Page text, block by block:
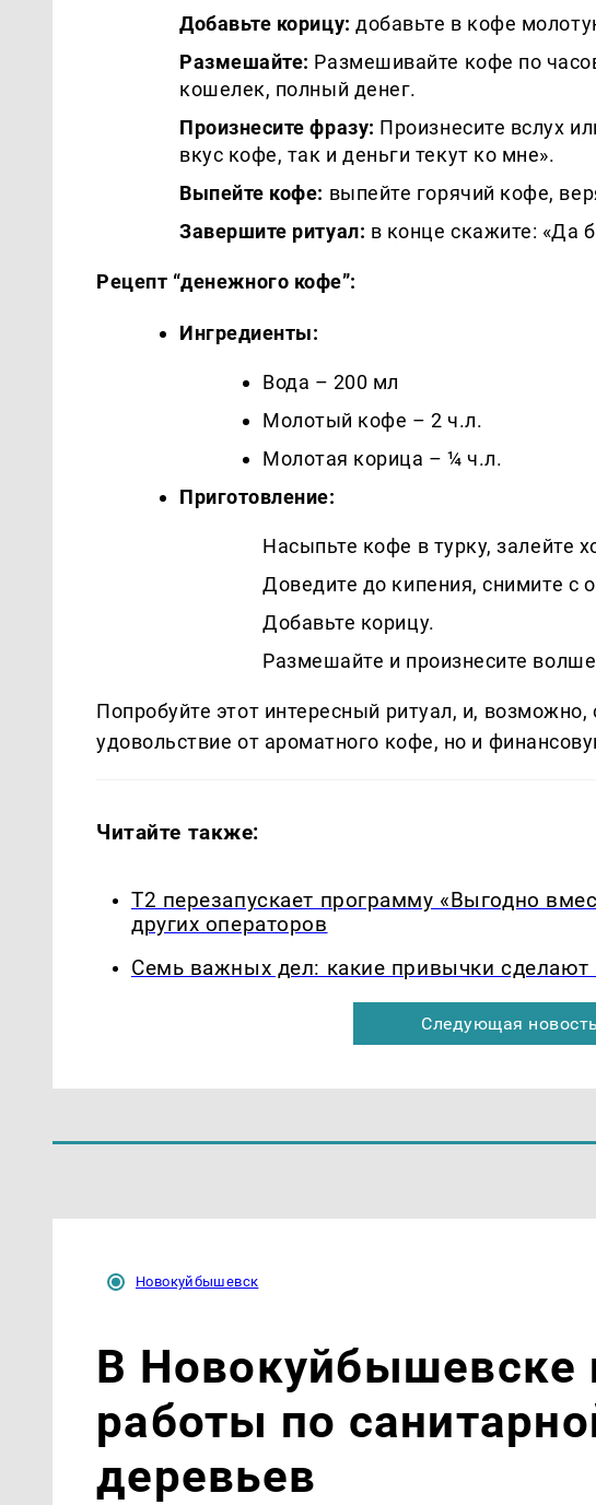
Добавьте корицу: добавьте в кофе
Размешайте: Размешивайте кофе по
кошелек, полный денег.
Произнесите фразу: Произнесите вслух
вкус кофе, так и деньги текут ко мне».
Выпейте кофе: выпейте горячий кофе,
Завершите ритуал: в конце скажите: «Да
Рецепт “денежного кофе”:
Ингредиенты:
Вода – 200 мл
Молотый кофе – 2 ч.л.
Молотая корица – ¼ ч.л.
Приготовление:
Насыпьте кофе в турку, залейте
Доведите до кипения, снимите с
Добавьте корицу.
Размешайте и произнесите
Попробуйте этот интересный ритуал, и,
удовольствие от ароматного кофе, но и
Читайте также:
Т2 перезапускает программу «Выгодно
других операторов
Семь важных дел: какие привычки сделают
Следующая
Новокуйбышевск
В Новокуйбышевске
работы по
деревьев